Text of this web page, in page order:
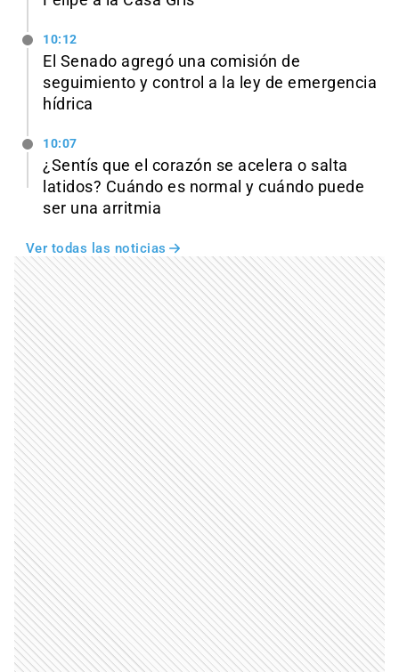
10:12
El Senado agregó una comisión de
seguimiento y control a la ley de emergencia
hídrica
10:07
¿Sentís que el corazón se acelera o salta
latidos? Cuándo es normal y cuándo puede
ser una arritmia
Ver todas las noticias